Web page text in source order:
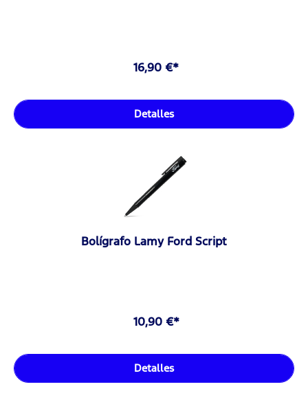
16,90 €*
Detalles
Bolígrafo Lamy Ford Script
10,90 €*
Detalles